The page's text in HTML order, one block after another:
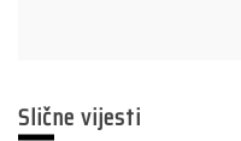
Slične vijesti